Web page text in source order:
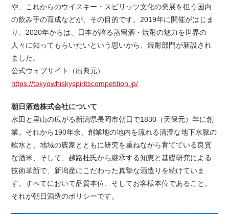
や、これからのウイスキー・スピリッツ文化の発展を担う国内
の飲み手の育成などが、その目的です。2019年に開催がはじま
り、2020年からは、日本が誇る蒸留酒・焼酎の魅力を世界の
人々に知ってもらいたいという思いから、焼酎部門が新設され
ました。
公式ウェブサイト（出典元）
https://tokyowhiskyspiritscompetition.jp/
朝日酒造株式会社について
水田と里山の広がる新潟県長岡市朝日で1830（天保元）年に創
業。それから190年余、創業地の地内を流れる清澄な地下水脈の
軟水と、地域の農家とともに研究を重ねながら育てている良質
な酒米、そして、越路杜氏から継承する知恵と基礎研究による
技術革新で、新潟産にこだわった真摯な酒造りを続けていま
す。すべてにおいて品質本位、そしてお客様本位であること。
それが朝日酒造のポリシーです。